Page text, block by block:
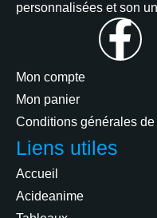
personnalisées et son
Mon compte
Mon panier
Conditions générales de
Liens utiles
Accueil
Acideanime